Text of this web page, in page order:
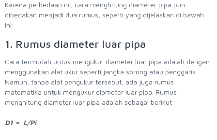
Karena perbedaan ini, cara menghitung diameter pipa pun
dibedakan menjadi dua rumus, seperti yang dijelaskan di bawah
ini:
1. Rumus diameter luar pipa
Cara termudah untuk mengukur diameter luar pipa adalah dengan
menggunakan alat ukur seperti jangka sorong atau penggaris.
Namun, tanpa alat pengukur tersebut, ada juga rumus
matematika untuk mengukur diameter luar pipa. Rumus
menghitung diameter luar pipa adalah sebagai berikut:
D1 = L/Pi